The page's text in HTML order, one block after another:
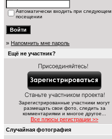
Автоматически входить при следующем
посещении
» Напомнить мне пароль
Ещё не участник?
Зарегистрированные участники могут
размещать свои фото, следить за
комментариями и многое другое...
Все плюсы регистрации >>
Случайная фотография